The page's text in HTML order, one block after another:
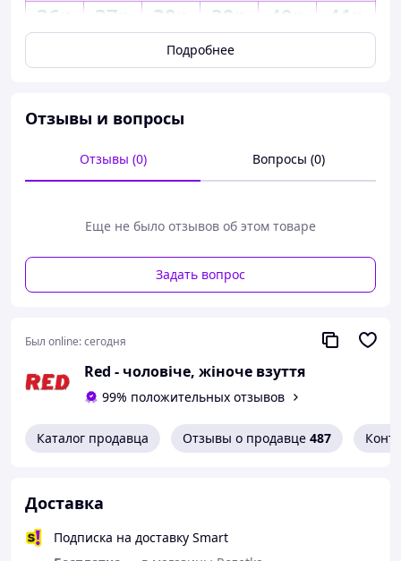
36р 37р 38р 39р 40р 41р
Кросівки жіночі білі літні текстильні
▷ йдуть розмір в розмір (мірявся на ногу
▷ сидять вільно, підійдуть на широку ногу
Подробнее
Отзывы и вопросы
Отзывы (0) Вопросы (0)
Еще не было отзывов об этом товаре
Задать вопрос
Был online:сегодня
Red - чоловіче, жіноче взуття
99% положительных отзывов
Каталог продавца Отзывы о продавце 487
Доставка
Подписка на доставку Smart